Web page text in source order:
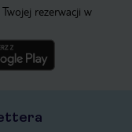
rezerwacji w